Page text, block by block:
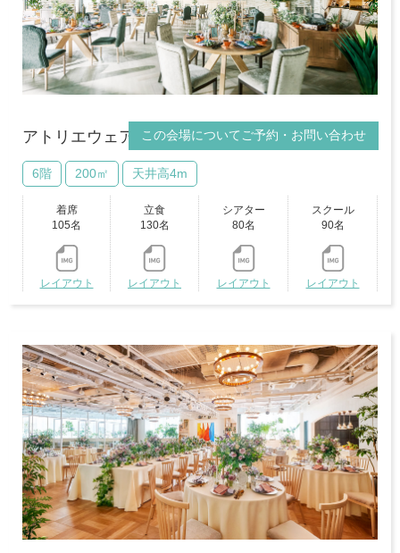
この会場についてご予約・お問い合わせ
アトリエウェアハウス VRビュー
6階 200㎡ 天井高4m
着席
105名
レイアウト
立食
130名
レイアウト
シアター
80名
レイアウト
スクール
90名
レイアウト